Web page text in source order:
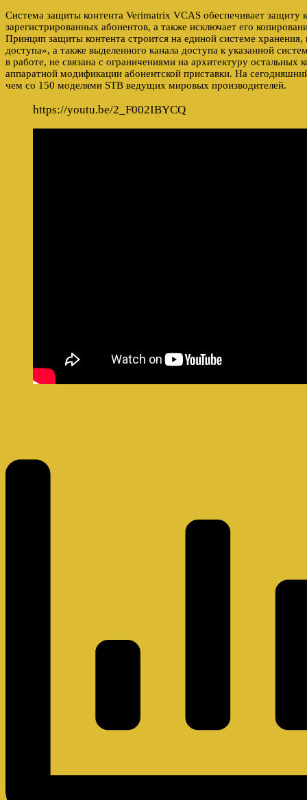
Система защиты контента Verimatrix VCAS обеспечивает защиту
зарегистрированных абонентов, а также исключает его
Принцип защиты контента строится на единой системе
доступа», а также выделенного канала доступа к указанной
в работе, не связана с ограничениями на архитектуру остальных
аппаратной модификации абонентской приставки. На
чем со 150 моделями STB ведущих мировых производителей.
https://youtu.be/2_F002IBYCQ